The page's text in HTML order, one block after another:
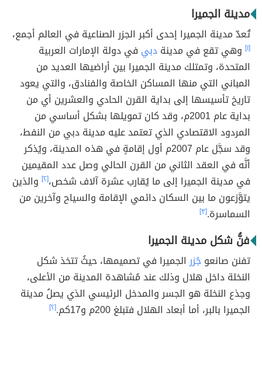
مدينة الجميرا
تُعدّ مدينة الجميرا إحدى أكبر الجزر الصناعية في العالم أجمع،
[١] وهي تقع في مدينةدبي في دولة الإمارات العربية
المتحدة، وتمتلك مدينة الجميرا بين أراضيها العديد من
المباني التي منها المساكن الخاصة والفنادق، والتي يعود
تاريخ تأسيسها إلى بداية القرن الحادي والعشرين أي من
بداية عام 2001م، وقد كان تمويلها بشكل أساسي من
المردود الاقتصادي الذي تعتمد عليه مدينة دبي من النفط،
وقد سجَّل عام 2007م أول إقامةٍ في هذه المدينة، ويُذكر
أنَّه في العقد الثاني من القرن الحالي وصل عدد المقيمين
في مدينة الجميرا إلى ما يُقارب عشرة آلاف شخص،[٢]
والذين
يتوَّزعون ما بين السكان دائمي الإقامة والسياح وآخرين من
السماسرة.[٣]
فنُّ شكل مدينة الجميرا
تفنن صانعوجُزرالجميرا في تصميمها، حيثُ تتخذ شكل
النخلة داخل هلال وذلك عند مُشاهدة المدينة من الأعلى،
وجذع النخلة هو الجسر والمدخل الرئيسي الذي يصلُ مدينة
الجميرا بالبر، أما أبعاد الهلال فتبلغ 200م و17كم.
[٢]